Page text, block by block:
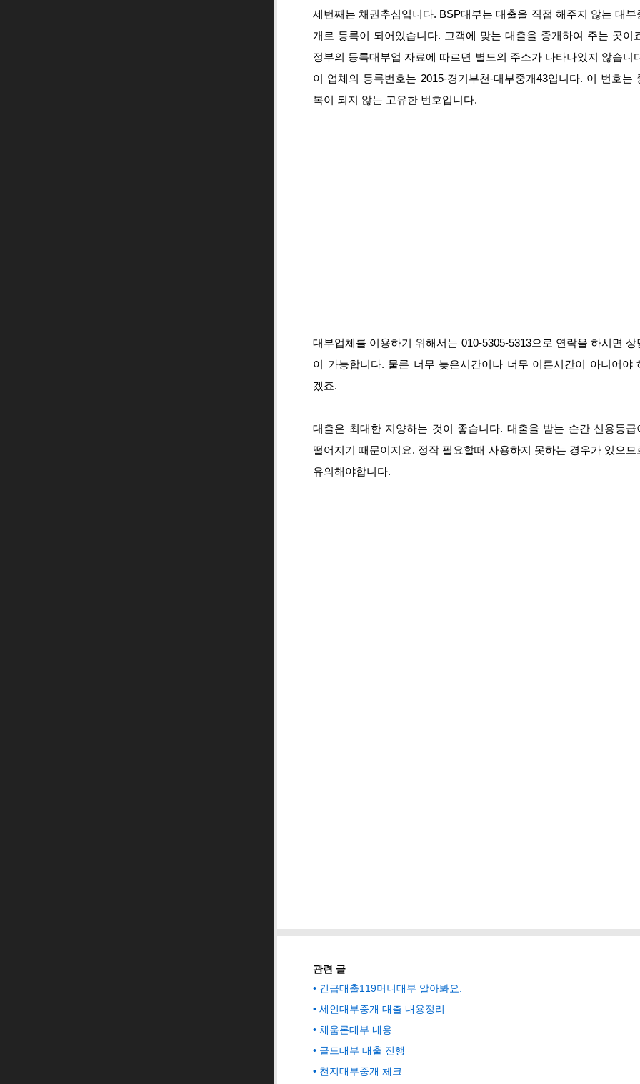
세번째는 채권추심입니다. BSP대부는 대출을 직접 해주지 않는 대부
개로 등록이 되어있습니다. 고객에 맞는 대출을 중개하여 주는 곳이
정부의 등록대부업 자료에 따르면 별도의 주소가 나타나있지 않습니
이 업체의 등록번호는 2015-경기부천-대부중개43입니다. 이 번호는
복이 되지 않는 고유한 번호입니다.
대부업체를 이용하기 위해서는 010-5305-5313으로 연락을 하시면 상
이 가능합니다. 물론 너무 늦은시간이나 너무 이른시간이 아니어야
겠죠.
대출은 최대한 지양하는 것이 좋습니다. 대출을 받는 순간 신용등급
떨어지기 때문이지요. 정작 필요할때 사용하지 못하는 경우가 있으므
유의해야합니다.
관련 글
긴급대출119머니대부 알아봐요.
세인대부중개 대출 내용정리
채움론대부 내용
골드대부 대출 진행
천지대부중개 체크